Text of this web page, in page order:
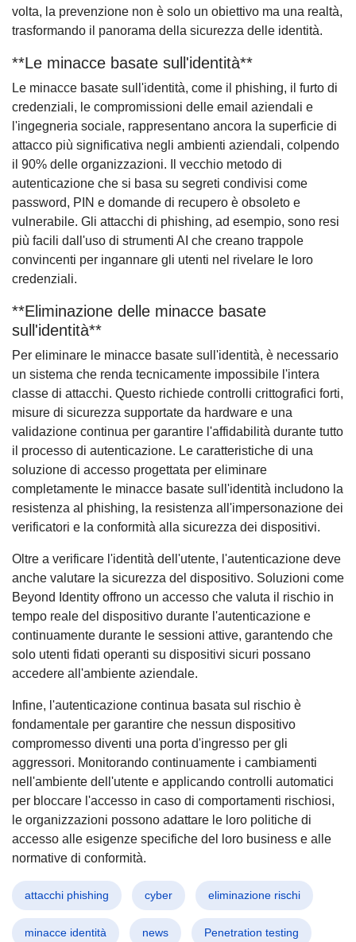
volta, la prevenzione non è solo un obiettivo ma una realtà,
trasformando il panorama della sicurezza delle identità.
**Le minacce basate sull'identità**
Le minacce basate sull'identità, come il phishing, il furto di
credenziali, le compromissioni delle email aziendali e
l'ingegneria sociale, rappresentano ancora la superficie di
attacco più significativa negli ambienti aziendali, colpendo
il 90% delle organizzazioni. Il vecchio metodo di
autenticazione che si basa su segreti condivisi come
password, PIN e domande di recupero è obsoleto e
vulnerabile. Gli attacchi di phishing, ad esempio, sono resi
più facili dall'uso di strumenti AI che creano trappole
convincenti per ingannare gli utenti nel rivelare le loro
credenziali.
**Eliminazione delle minacce basate
sull'identità**
Per eliminare le minacce basate sull'identità, è necessario
un sistema che renda tecnicamente impossibile l'intera
classe di attacchi. Questo richiede controlli crittografici forti,
misure di sicurezza supportate da hardware e una
validazione continua per garantire l'affidabilità durante tutto
il processo di autenticazione. Le caratteristiche di una
soluzione di accesso progettata per eliminare
completamente le minacce basate sull'identità includono la
resistenza al phishing, la resistenza all'impersonazione dei
verificatori e la conformità alla sicurezza dei dispositivi.
Oltre a verificare l'identità dell'utente, l'autenticazione deve
anche valutare la sicurezza del dispositivo. Soluzioni come
Beyond Identity offrono un accesso che valuta il rischio in
tempo reale del dispositivo durante l'autenticazione e
continuamente durante le sessioni attive, garantendo che
solo utenti fidati operanti su dispositivi sicuri possano
accedere all'ambiente aziendale.
Infine, l'autenticazione continua basata sul rischio è
fondamentale per garantire che nessun dispositivo
compromesso diventi una porta d'ingresso per gli
aggressori. Monitorando continuamente i cambiamenti
nell'ambiente dell'utente e applicando controlli automatici
per bloccare l'accesso in caso di comportamenti rischiosi,
le organizzazioni possono adattare le loro politiche di
accesso alle esigenze specifiche del loro business e alle
normative di conformità.
attacchi phishing cyber eliminazione rischi
minacce identità news Penetration testing